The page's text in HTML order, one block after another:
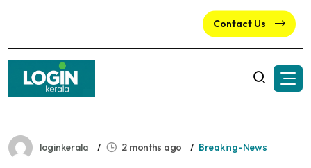
Contact Us
loginkerala 2 months ago Breaking-News